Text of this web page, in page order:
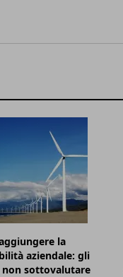
la
aziendale: gli
non sottovalutare